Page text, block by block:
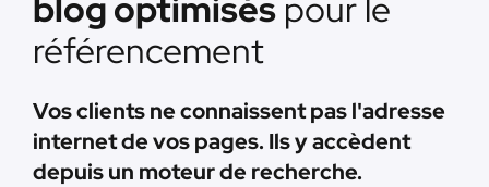
référencement
Vos clients ne connaissent pas l'adresse
internet de vos pages. Ils y accèdent
depuis un moteur de recherche.